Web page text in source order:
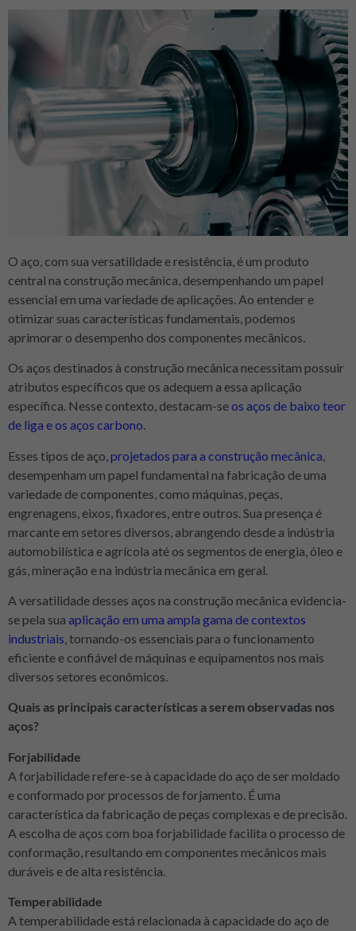
O aço, com sua versatilidade e resistência, é um produto
central na construção mecânica, desempenhando um papel
essencial em uma variedade de aplicações. Ao entender e
otimizar suas características fundamentais, podemos
aprimorar o desempenho dos componentes mecânicos.
Os aços destinados à construção mecânica necessitam possuir
atributos específicos que os adequem a essa aplicação
específica. Nesse contexto, destacam-seos aços de baixo teor
de liga e os aços carbono.
Esses tipos de aço, projetados para a construção mecânica
desempenham um papel fundamental na fabricação de uma
variedade de componentes, como máquinas, peças,
engrenagens, eixos, fixadores, entre outros. Sua presença é
marcante em setores diversos, abrangendo desde a indústria
automobilística e agrícola até os segmentos de energia, óleo e
gás, mineração e na indústria mecânica em geral.
A versatilidade desses aços na construção mecânica evidencia-
se pela sua aplicação em uma ampla gama de contextos
industriais, tornando-os essenciais para o funcionamento
eficiente e confiável de máquinas e equipamentos nos mais
diversos setores econômicos.
Quais as principais características a serem observadas nos
aços?
Forjabilidade
A forjabilidade refere-se à capacidade do aço de ser moldado
e conformado por processos de forjamento. É uma
característica da fabricação de peças complexas e de precisão.
A escolha de aços com boa forjabilidade facilita o processo de
conformação, resultando em componentes mecânicos mais
duráveis e de alta resistência.
Temperabilidade
A temperabilidade está relacionada à capacidade do aço de